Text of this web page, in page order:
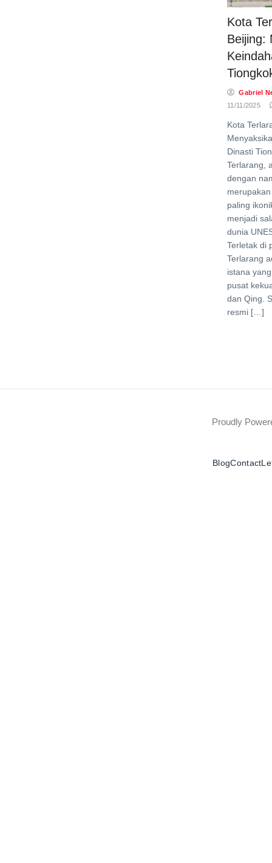
Kota
Beijing:
Gabriel
11/11/2025
Kota
Dinasti
Terlarang,
dengan
paling
menjadi
dunia
Terletak di
Terlarang
istana
pusat
dan Qing.
resmi […]
Proudly
BlogContact